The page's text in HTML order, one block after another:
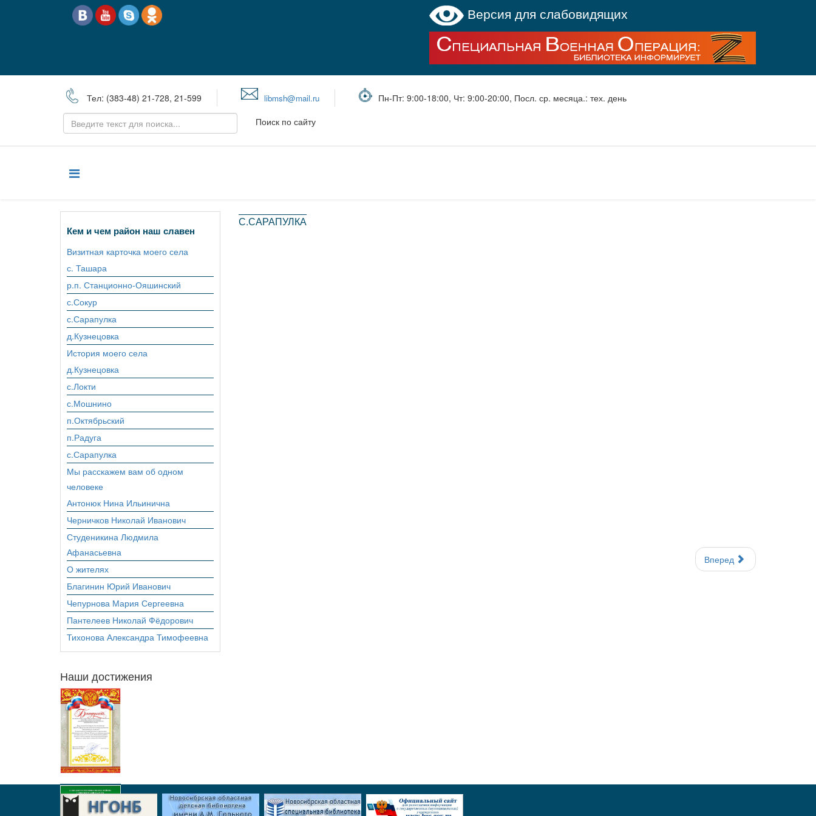
Версия для слабовидящих
Тел: (383-48) 21-728, 21-599 libmsh@mail.ru
Пн-Пт: 9:00-18:00, Чт: 9:00-20:00, Посл. ср. месяца.: тех. день
Поиск по сайту
Кем и чем район наш славен
Визитная карточка моего села
с. Ташара
р.п. Станционно-Ояшинский
с.Сокур
с.Сарапулка
д.Кузнецовка
История моего села
д.Кузнецовка
с.Локти
с.Мошнино
п.Октябрьский
п.Радуга
с.Сарапулка
Мы расскажем вам об одном
человеке
Антонюк Нина Ильинична
Черничков Николай Иванович
Студеникина Людмила
Афанасьевна
О жителях
Благинин Юрий Иванович
Чепурнова Мария Сергеевна
Пантелеев Николай Фёдорович
Тихонова Александра Тимофеевна
С.САРАПУЛКА
Вперед
Наши достижения